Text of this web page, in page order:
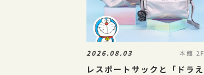
2026.08.03 本館 2F
レスポートサックと「ドラえ